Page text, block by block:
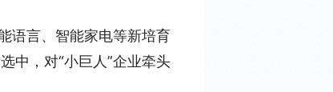
语言、智能家电等新培育
中，对“小巨人”企业牵头